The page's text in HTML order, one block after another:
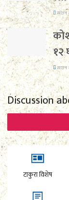
साउन
१२
साउन
Discussion
टाकुरा विशेष